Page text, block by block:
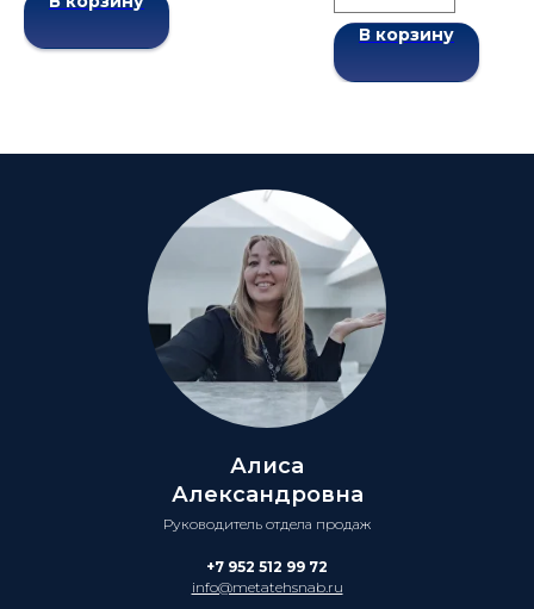
В корзину
Алиса
Александровна
Руководитель отдела продаж
+7 952 512 99 72
info@metatehsnab.ru